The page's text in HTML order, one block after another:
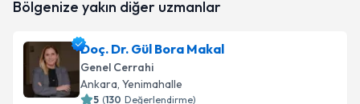
oluşturun. Size bu uzmandan randevu almanız için bir
E-posta Adresiniz
Bölgenize yakın diğer uzmanlar
Doç. Dr. Gül Bora Makal
Genel Cerrahi
Ankara, Yenimahalle
5 (130 Değerlendirme)